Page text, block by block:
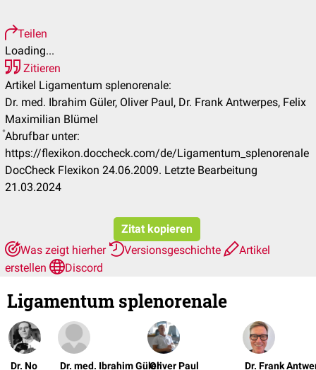
Teilen
Loading...
Zitieren
Artikel Ligamentum splenorenale:
Dr. med. Ibrahim Güler, Oliver Paul, Dr. Frank Antwerpes, Felix
Maximilian Blümel
Abrufbar unter:
https://flexikon.doccheck.com/de/Ligamentum_splenorenale
DocCheck Flexikon 24.06.2009. Letzte Bearbeitung
21.03.2024
Zitat kopieren
Was zeigt hierher
Versionsgeschichte
Artikel
erstellen
Discord
Ligamentum splenorenale
Dr. No Dr. med. Ibrahim GülerOliver Paul Dr. Frank